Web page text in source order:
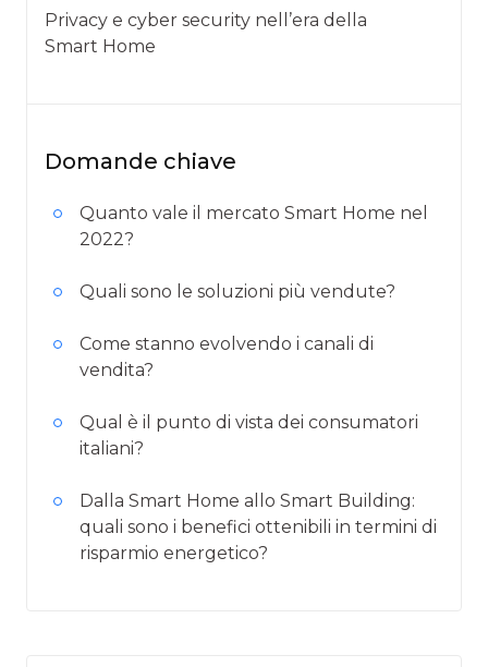
Privacy e cyber security nell’era della
Smart Home
Domande chiave
Quanto vale il mercato Smart Home nel
2022?
Quali sono le soluzioni più vendute?
Come stanno evolvendo i canali di
vendita?
Qual è il punto di vista dei consumatori
italiani?
Dalla Smart Home allo Smart Building:
quali sono i benefici ottenibili in termini di
risparmio energetico?